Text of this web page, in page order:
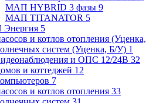
МАП HYBRID 3 фазы 9
МАП TITANATOR 5
5
и котлов отопления
систем (Уценка, Б/У) 1
и ОПС 12/24В 32
и коттеджей 12
7
и котлов отопления 33